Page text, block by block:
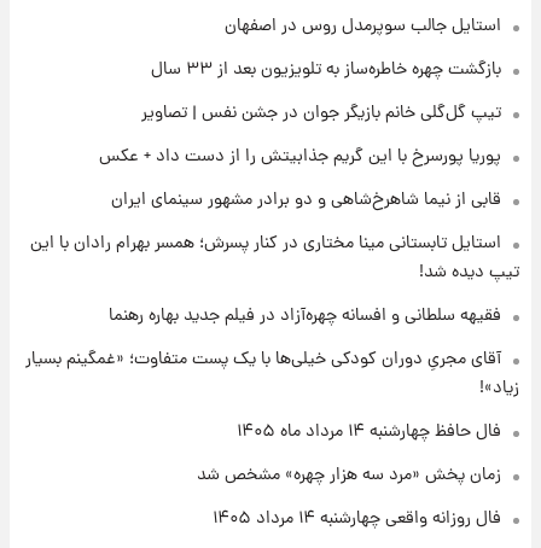
۱۴۰۵/ نرخ‌ها ثابت ماند؟ +جدول
علی مطهری: اجرای کامل تفاهم‌نامه اسلام‌آباد،
۱۶ ساعت پیش
واکنش تند تاکر کارلسون به حمله آمریکا به
مدرسه میناب؛ «باید سیلی محکمی به صورت
۱۷ ساعت پیش
۱۴۰۵/کاهش قیمت طلا و سکه
استایل جالب سوپرمدل روس در اصفهان
بازگشت چهره خاطره‌ساز به تلویزیون بعد از ۳۳ سال
تیپ گل‌گلی خانم بازیگر جوان در جشن نفس | تصاویر
پوریا پورسرخ با این گریم جذابیتش را از دست داد + عکس
قابی از نیما شاهرخ‌شاهی و دو برادر مشهور سینمای ایران
استایل تابستانی مینا مختاری در کنار پسرش؛ همسر بهرام رادان با این
تیپ دیده شد!
فقیهه سلطانی و افسانه چهره‌آزاد در فیلم جدید بهاره رهنما
آقای مجریِ دوران کودکی خیلی‌ها با یک پست متفاوت؛ «غمگینم بسیار
زیاد»!
فال حافظ چهارشنبه ۱۴ مرداد ماه ۱۴۰۵
زمان پخش «مرد سه هزار چهره» مشخص شد
فال روزانه واقعی چهارشنبه ۱۴ مرداد ۱۴۰۵